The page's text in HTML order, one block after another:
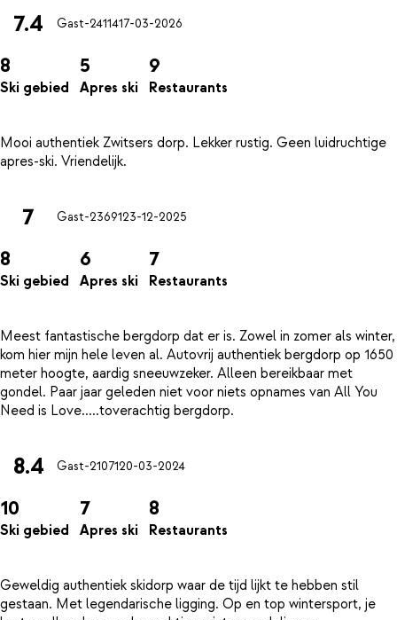
7.4 Gast-2411417-03-2026
8
Ski gebied
5
Apres ski
9
Restaurants
Mooi authentiek Zwitsers dorp. Lekker rustig. Geen luidruchtige
7 Gast-2369123-12-2025
8
Ski gebied
6
Apres ski
7
Restaurants
Meest fantastische bergdorp dat er is. Zowel in zomer als winter,
kom hier mijn hele leven al. Autovrij authentiek bergdorp op 1650
meter hoogte, aardig sneeuwzeker. Alleen bereikbaar met
gondel. Paar jaar geleden niet voor niets opnames van All You
8.4 Gast-2107120-03-2024
10
Ski gebied
7
Apres ski
8
Restaurants
Geweldig authentiek skidorp waar de tijd lijkt te hebben stil
gestaan. Met legendarische ligging. Op en top wintersport, je